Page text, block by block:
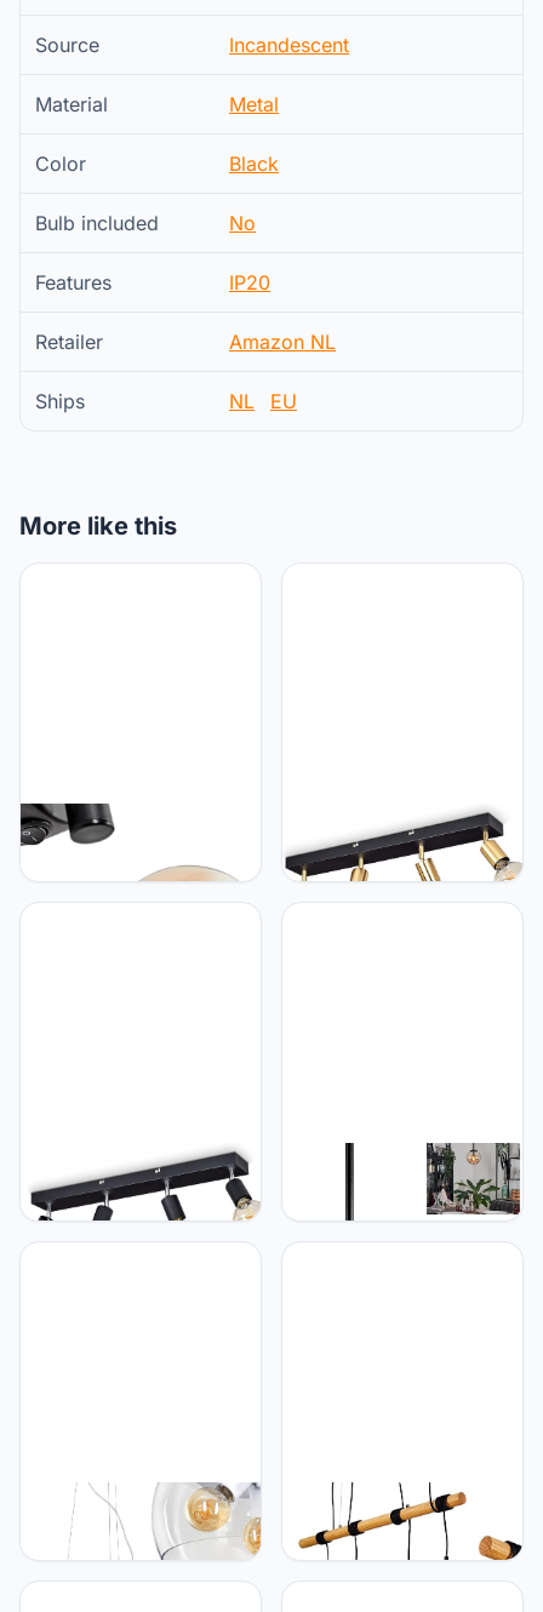
Source Incandescent
Material Metal
Color Black
Bulb included No
Features IP20
Retailer Amazon NL
Ships NL EU
More like this
hofstein Wandlamp
metaal/glas in
zwart/barnsteen/helder,
hofstein Plafondlamp
Tulla, Plafondlamp van
metaal in zwart/messing,
Moderne 4-lamps
hofstein Plafondlamp
Tulla, Metalen
plafondlamp in zwart,
Moderne 4-lamps
hofstein Hanglamp Gastor,
hanglamp van metaal/glas
in
zwart/barnsteenkleuren,
hofstein Palibatz
hanglamp, ronde
hanglamp van metaal in
wit, 3-lamps kamerlamp in
hofstein Hanglamp
Zambia, hanglamp van
metaal/hout/textiel in
wit/natuur/zwart, 4